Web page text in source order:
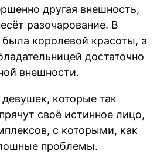
другая внешность,
разочарование. В
королевой красоты, а
достаточно
внешности.
которые так
своё истинное лицо,
с которыми, как
проблемы.